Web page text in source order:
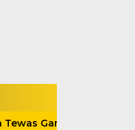
Diri Di Tanjab